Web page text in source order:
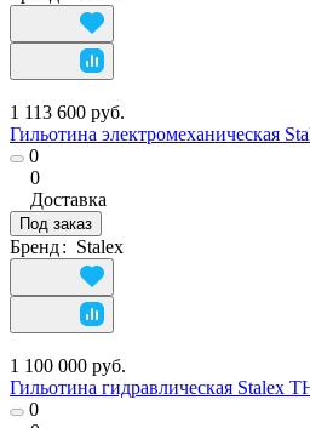
1 113 600 руб.
Гильотина электромеханическая
0
0
Доставка
Под заказ
Бренд: Stalex
1 100 000 руб.
Гильотина гидравлическая Stalex
0